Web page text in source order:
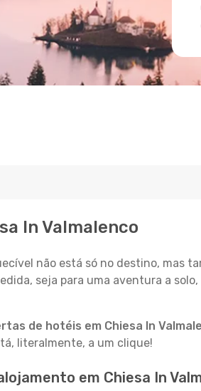
In Valmalenco
não está só no destino, mas
seja para uma aventura a
de hotéis em Chiesa In
literalmente, a um clique!
em Chiesa In